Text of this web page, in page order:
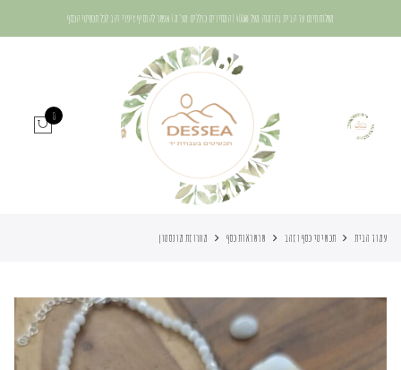
משלוח חינם עד הבית בהזמנה מעל 400₪ | המחירים כוללים מע"מ | אפשר להוסיף ציפוי זהב לכל תכשיטי הכסף
0
עמוד הבית תכשיטי כסף וזהב שרשראות כסף מחרוזת מונסטון